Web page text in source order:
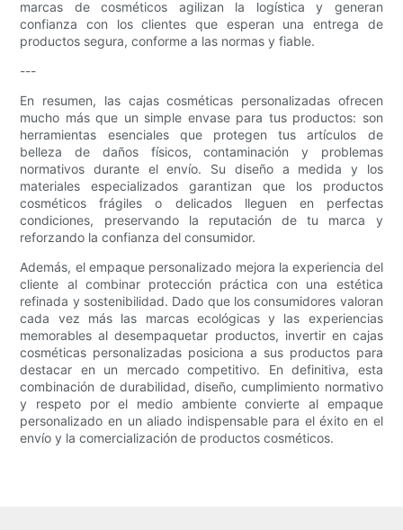
marcas de cosméticos agilizan la logística y generan
confianza con los clientes que esperan una entrega de
productos segura, conforme a las normas y fiable.
---
En resumen, las cajas cosméticas personalizadas ofrecen
mucho más que un simple envase para tus productos: son
herramientas esenciales que protegen tus artículos de
belleza de daños físicos, contaminación y problemas
normativos durante el envío. Su diseño a medida y los
materiales especializados garantizan que los productos
cosméticos frágiles o delicados lleguen en perfectas
condiciones, preservando la reputación de tu marca y
reforzando la confianza del consumidor.
Además, el empaque personalizado mejora la experiencia del
cliente al combinar protección práctica con una estética
refinada y sostenibilidad. Dado que los consumidores valoran
cada vez más las marcas ecológicas y las experiencias
memorables al desempaquetar productos, invertir en cajas
cosméticas personalizadas posiciona a sus productos para
destacar en un mercado competitivo. En definitiva, esta
combinación de durabilidad, diseño, cumplimiento normativo
y respeto por el medio ambiente convierte al empaque
personalizado en un aliado indispensable para el éxito en el
envío y la comercialización de productos cosméticos.